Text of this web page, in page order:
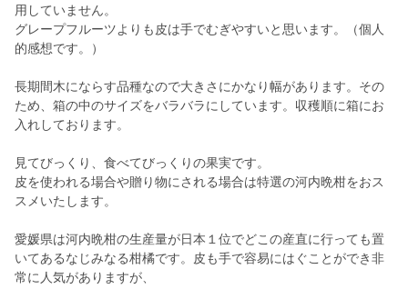
用していません。
グレープフルーツよりも皮は手でむぎやすいと思います。（個人
的感想です。）
長期間木にならす品種なので大きさにかなり幅があります。その
ため、箱の中のサイズをバラバラにしています。収穫順に箱にお
入れしております。
見てびっくり、食べてびっくりの果実です。
皮を使われる場合や贈り物にされる場合は特選の河内晩柑をおス
スメいたします。
愛媛県は河内晩柑の生産量が日本１位でどこの産直に行っても置
いてあるなじみなる柑橘です。皮も手で容易にはぐことができ非
常に人気がありますが、